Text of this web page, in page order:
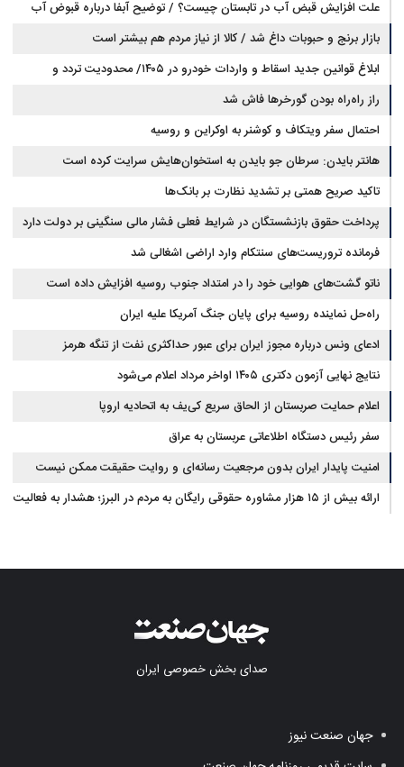
دارد
علت افزایش قبض آب در تابستان چیست؟ / توضیح آبفا درباره قبوض آب
بازار برنج و حبوبات داغ شد / کالا از نیاز مردم هم بیشتر است
ابلاغ قوانین جدید اسقاط و واردات خودرو در ۱۴۰۵/ محدودیت تردد و
سوخت‌رسانی به فرسوده‌ها
راز راه‌راه بودن گورخرها فاش شد
احتمال سفر ویتکاف و کوشنر به اوکراین و روسیه
هانتر بایدن: سرطان جو بایدن به استخوان‌هایش سرایت کرده است
تاکید صریح همتی بر تشدید نظارت بر بانک‌ها
پرداخت حقوق بازنشستگان در شرایط فعلی فشار مالی سنگینی بر دولت دارد
فرمانده تروریست‌های سنتکام وارد اراضی اشغالی شد
ناتو گشت‌های هوایی خود را در امتداد جنوب روسیه افزایش داده است
راه‌حل نماینده روسیه برای پایان جنگ آمریکا علیه ایران
ادعای ونس درباره مجوز ایران برای عبور حداکثری نفت از تنگه هرمز
نتایج نهایی آزمون دکتری ۱۴۰۵ اواخر مرداد اعلام می‌شود
اعلام حمایت صربستان از الحاق سریع کی‌یف به اتحادیه اروپا
سفر رئیس دستگاه اطلاعاتی عربستان به عراق
امنیت پایدار ایران بدون مرجعیت رسانه‌ای و روایت حقیقت ممکن نیست
ارائه بیش از ۱۵ هزار مشاوره حقوقی رایگان به مردم در البرز؛ هشدار به فعالیت
صدای بخش خصوصی ایران
جهان صنعت نیوز